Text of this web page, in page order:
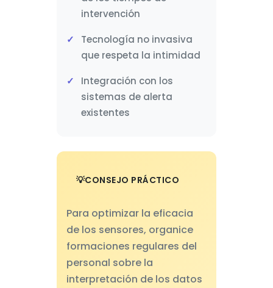
intervención
Tecnología no invasiva
que respeta la intimidad
Integración con los
sistemas de alerta
existentes
CONSEJO PRÁCTICO
Para optimizar la eficacia
de los sensores, organice
formaciones regulares del
personal sobre la
interpretación de los datos